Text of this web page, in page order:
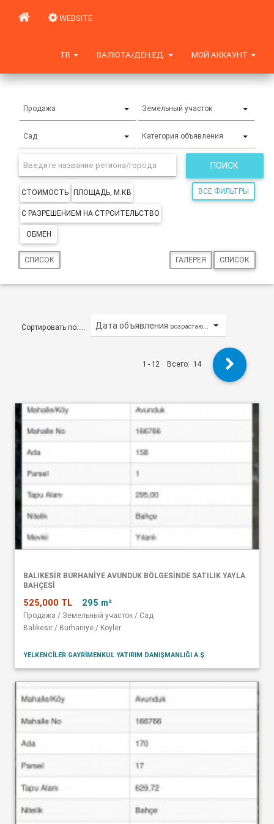
WEBSITE
МОЙ АККАУНТ
ВАЛЮТА/ДЕН.ЕД.
TR
Продажа Земельный участок
Сад Категория объявления
ПОИСК
СТОИМОСТЬ ПЛОЩАДЬ, М.КВ
С РАЗРЕШЕНИЕМ НА СТРОИТЕЛЬСТВО
ОБМЕН
ВСЕ ФИЛЬТРЫ
СПИСОК ГАЛЕРЕЯ СПИСОК
Сортировать по..... Дата объявления возрастающий/по возрастанию
1 - 12 Всего: 14
BALIKESİR BURHANİYE AVUNDUK BÖLGESİNDE SATILIK YAYLA
BAHÇESİ
525,000 TL 295 m²
Продажа / Земельный участок / Сад
Balıkesir / Burhaniye / Köyler
YELKENCİLER GAYRİMENKUL YATIRIM DANIŞMANLIĞI A.Ş